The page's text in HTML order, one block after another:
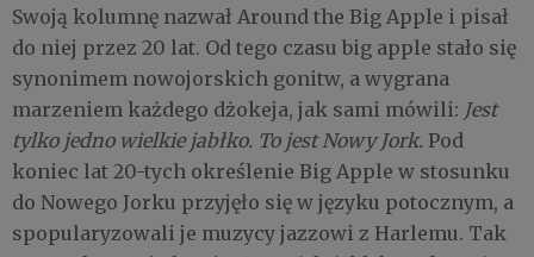
Swoją kolumnę nazwał Around the Big Apple i pisał
do niej przez 20 lat. Od tego czasu big apple stało się
synonimem nowojorskich gonitw, a wygrana
marzeniem każdego dżokeja, jak sami mówili: Jest
tylko jedno wielkie jabłko. To jest Nowy Jork. Pod
koniec lat 20-tych określenie Big Apple w stosunku
do Nowego Jorku przyjęło się w języku potocznym, a
spopularyzowali je muzycy jazzowi z Harlemu. Tak